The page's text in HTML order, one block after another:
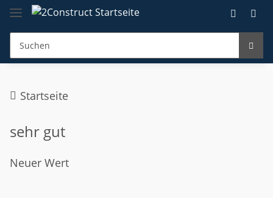
Startseite
sehr gut
Neuer Wert